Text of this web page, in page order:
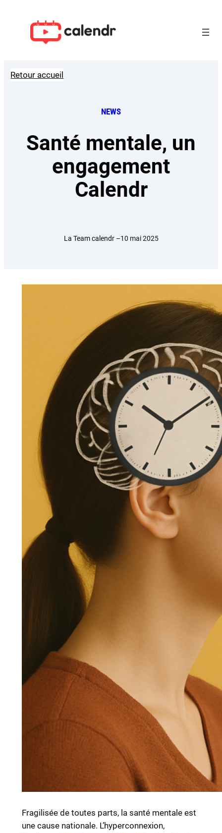
contenu
Retour accueil
NEWS
Santé mentale, un
engagement
Calendr
La Team calendr –10 mai 2025
Fragilisée de toutes parts, la santé mentale est
une cause nationale. L’hyperconnexion,